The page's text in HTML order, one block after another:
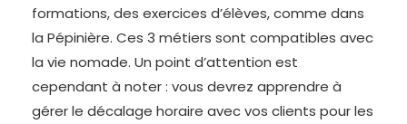
formations, des exercices d’élèves, comme dans
la Pépinière. Ces 3 métiers sont compatibles avec
la vie nomade. Un point d’attention est
cependant à noter : vous devrez apprendre à
gérer le décalage horaire avec vos clients pour les